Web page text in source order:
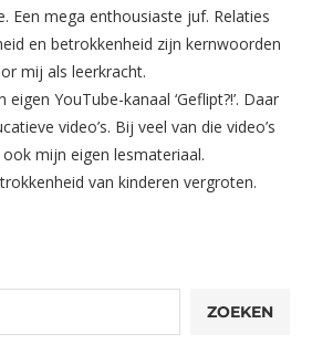
Een mega enthousiaste juf. Relaties
en betrokkenheid zijn kernwoorden
mij als leerkracht.
YouTube-kanaal ‘Geflipt?!’. Daar
video’s. Bij veel van die video’s
mijn eigen lesmateriaal.
van kinderen vergroten.
ZOEKEN